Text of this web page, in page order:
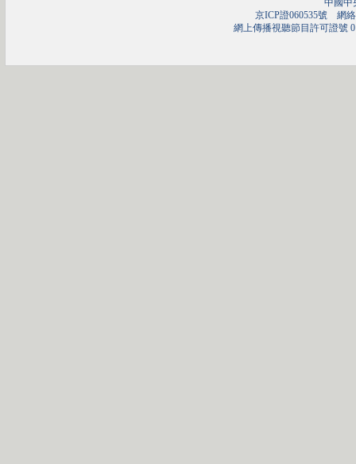
中國中
京ICP證060535號網絡
網上傳播視聽節目許可證號